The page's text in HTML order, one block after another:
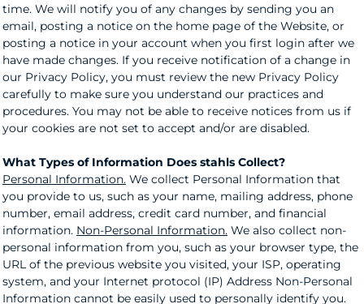
time. We will notify you of any changes by sending you an
email, posting a notice on the home page of the Website, or
posting a notice in your account when you first login after we
have made changes. If you receive notification of a change in
our Privacy Policy, you must review the new Privacy Policy
carefully to make sure you understand our practices and
procedures. You may not be able to receive notices from us if
your cookies are not set to accept and/or are disabled.
What Types of Information Does stahls Collect?
Personal Information. We collect Personal Information that
you provide to us, such as your name, mailing address, phone
number, email address, credit card number, and financial
information. Non-Personal Information. We also collect non-
personal information from you, such as your browser type, the
URL of the previous website you visited, your ISP, operating
system, and your Internet protocol (IP) Address Non-Personal
Information cannot be easily used to personally identify you.